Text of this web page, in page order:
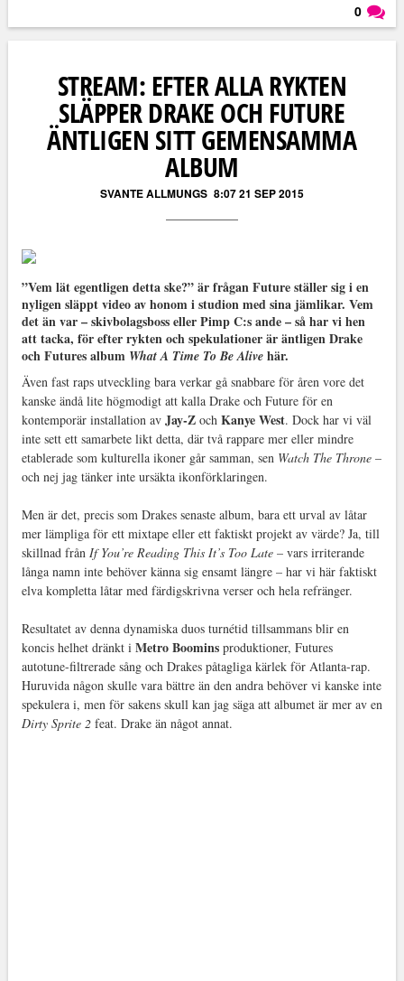
0
STREAM: EFTER ALLA RYKTEN
SLÄPPER DRAKE OCH FUTURE
ÄNTLIGEN SITT GEMENSAMMA
ALBUM
SVANTE ALLMUNGS 8:07 21 SEP 2015
”Vem lät egentligen detta ske?” är frågan Future ställer sig i en
nyligen släppt video av honom i studion med sina jämlikar. Vem
det än var – skivbolagsboss eller Pimp C:s ande – så har vi hen
att tacka, för efter rykten och spekulationer är äntligen Drake
och Futures album What A Time To Be Alivehär.
Även fast raps utveckling bara verkar gå snabbare för åren vore det
kanske ändå lite högmodigt att kalla Drake och Future för en
kontemporär installation av Jay-Zoch Kanye West. Dock har vi väl
inte sett ett samarbete likt detta, där två rappare mer eller mindre
etablerade som kulturella ikoner går samman, sen Watch The Throne–
och nej jag tänker inte ursäkta ikonförklaringen.
Men är det, precis som Drakes senaste album, bara ett urval av låtar
mer lämpliga för ett mixtape eller ett faktiskt projekt av värde? Ja, till
skillnad från If You’re Reading This It’s Too Late– vars irriterande
långa namn inte behöver känna sig ensamt längre – har vi här faktiskt
elva kompletta låtar med färdigskrivna verser och hela refränger.
Resultatet av denna dynamiska duos turnétid tillsammans blir en
koncis helhet dränkt i Metro Boominsproduktioner, Futures
autotune-filtrerade sång och Drakes påtagliga kärlek för Atlanta-rap.
Huruvida någon skulle vara bättre än den andra behöver vi kanske inte
spekulera i, men för sakens skull kan jag säga att albumet är mer av en
Dirty Sprite 2feat. Drake än något annat.